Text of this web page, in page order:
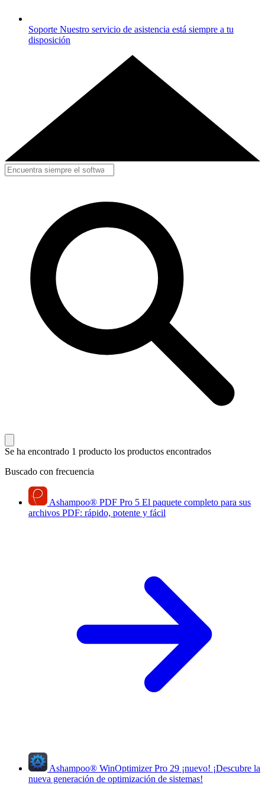
Soporte Nuestro servicio de asistencia está siempre a tu
disposición
Se ha encontrado 1 producto los productos encontrados
Buscado con frecuencia
Ashampoo® PDF Pro 5 El paquete completo para sus
archivos PDF: rápido, potente y fácil
Ashampoo® WinOptimizer Pro 29 ¡nuevo! ¡Descubre la
nueva generación de optimización de sistemas!